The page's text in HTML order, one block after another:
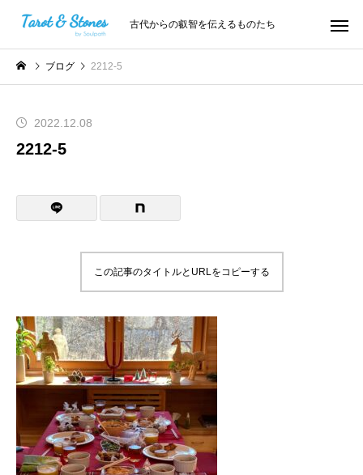
古代からの叡智を伝えるものたち
ブログ 2212-5
2022.12.08
2212-5
この記事のタイトルとURLをコピーする